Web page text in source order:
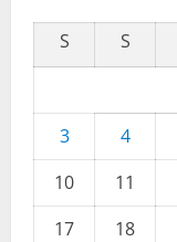
S S
3
4
10
11
17
18